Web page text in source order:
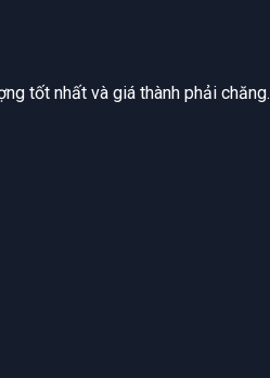
tốt nhất và giá thành phải chăng.